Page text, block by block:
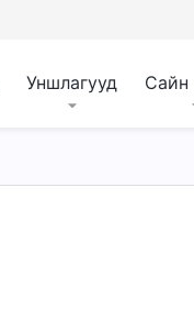
Уншлагууд Сайн